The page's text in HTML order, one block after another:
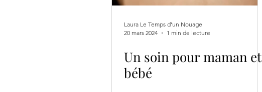
Laura Le Temps d'un Nouage
20 mars 2024
1 min de lecture
Un soin pour maman et
bébé